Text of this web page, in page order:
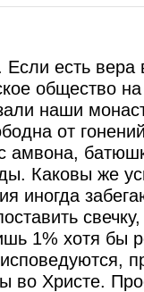
Если есть
общество
наши
от
амвона,
Каковы же
иногда
1% хотя бы
во Христе.